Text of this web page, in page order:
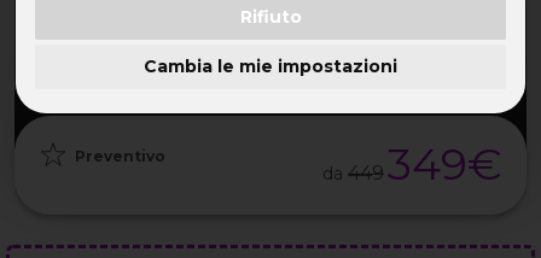
Rifiuto
Cambia le mie impostazioni
20 Nov
Preventivo
da 449349€